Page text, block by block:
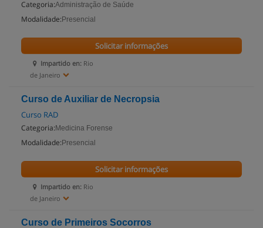
Categoria:Administração de Saúde
Modalidade: Presencial
Impartido en: Rio
de Janeiro
Solicitar informações
Curso de Auxiliar de Necropsia
Curso RAD
Categoria: Medicina Forense
Modalidade: Presencial
Impartido en: Rio
de Janeiro
Solicitar informações
Curso de Primeiros Socorros